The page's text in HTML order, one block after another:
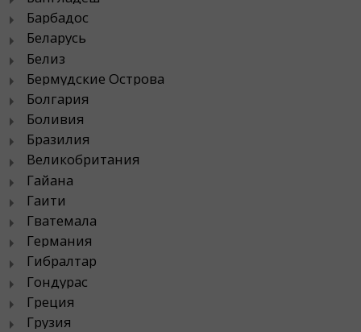
Барбадос
Беларусь
Белиз
Бермудские Острова
Болгария
Боливия
Бразилия
Великобритания
Гайана
Гаити
Гватемала
Германия
Гибралтар
Гондурас
Греция
Грузия